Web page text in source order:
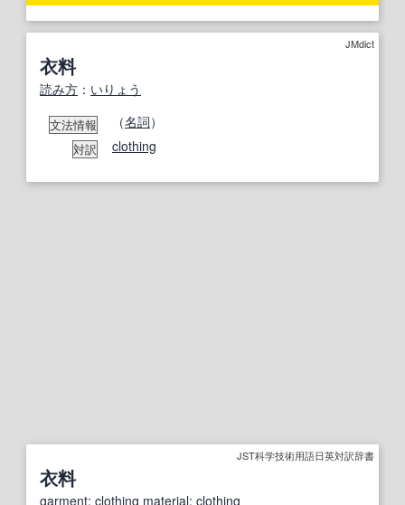
JMdict
衣料
読み方 ： いりょう
文法情報 （名詞）
対訳 clothing
JST科学技術用語日英対訳辞書
衣料
garment; clothing material; clothing